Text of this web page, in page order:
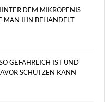
DEM MIKROPENIS
MAN IHN BEHANDELT
GEFÄHRLICH IST UND
SCHÜTZEN KANN